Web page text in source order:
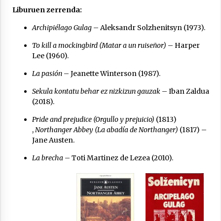
Liburuen zerrenda:
Archipiélago Gulag– Aleksandr Solzhenitsyn (1973).
To kill a mockingbird (Matar a un ruiseñor) – Harper
Lee (1960).
La pasión – Jeanette Winterson (1987).
Sekula kontatu behar ez nizkizun gauzak – Iban Zaldua
(2018).
Pride and prejudice (Orgullo y prejuicio) (1813)
,Northanger Abbey (La abadía de Northanger) (1817) –
Jane Austen.
La brecha– Toti Martinez de Lezea (2010).